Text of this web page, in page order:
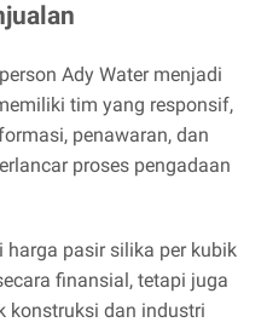
Ady Water menjadi
tim yang responsif,
penawaran, dan
proses pengadaan
harga pasir silika per kubik
finansial, tetapi juga
konstruksi dan industri